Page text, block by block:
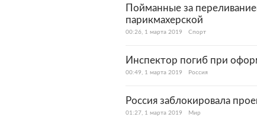
Пойманные за
парикмахерской
00:26, 1 марта 2019 Спорт
Инспектор погиб при
00:49, 1 марта 2019 Россия
Россия заблокировала
01:27, 1 марта 2019 Мир